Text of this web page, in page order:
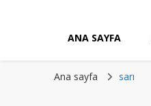
ANA SAYFA
Ana sayfa sarı